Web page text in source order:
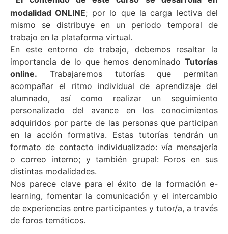
modalidad ONLINE; por lo que la carga lectiva del
mismo se distribuye en un periodo temporal de
trabajo en la plataforma virtual.
En este entorno de trabajo, debemos resaltar la
importancia de lo que hemos denominado Tutorías
online. Trabajaremos tutorías que permitan
acompañar el ritmo individual de aprendizaje del
alumnado, así como realizar un seguimiento
personalizado del avance en los conocimientos
adquiridos por parte de las personas que participan
en la acción formativa. Estas tutorías tendrán un
formato de contacto individualizado: vía mensajería
o correo interno; y también grupal: Foros en sus
distintas modalidades.
Nos parece clave para el éxito de la formación e-
learning, fomentar la comunicación y el intercambio
de experiencias entre participantes y tutor/a, a través
de foros temáticos.